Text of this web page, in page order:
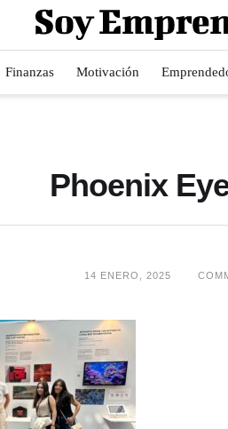
Finanzas Motivación
Phoenix
14 ENERO, 2025